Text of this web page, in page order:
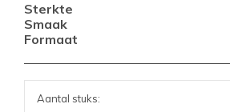
Sterkte
Smaak
Formaat